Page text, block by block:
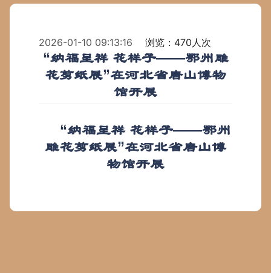
2026-01-10 09:13:16 浏览：470人次
“纳福呈祥 花样子——鄂州雕
花剪纸展”在河北省唐山博物
馆开展
“纳福呈祥 花样子——鄂州
雕花剪纸展”在河北省唐山博
物馆开展